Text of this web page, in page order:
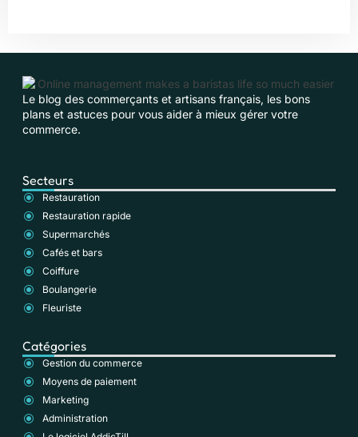
Le blog des commerçants et artisans français, les bons
plans et astuces pour vous aider à mieux gérer votre
commerce.
Secteurs
Restauration
Restauration rapide
Supermarchés
Cafés et bars
Coiffure
Boulangerie
Fleuriste
Catégories
Gestion du commerce
Moyens de paiement
Marketing
Administration